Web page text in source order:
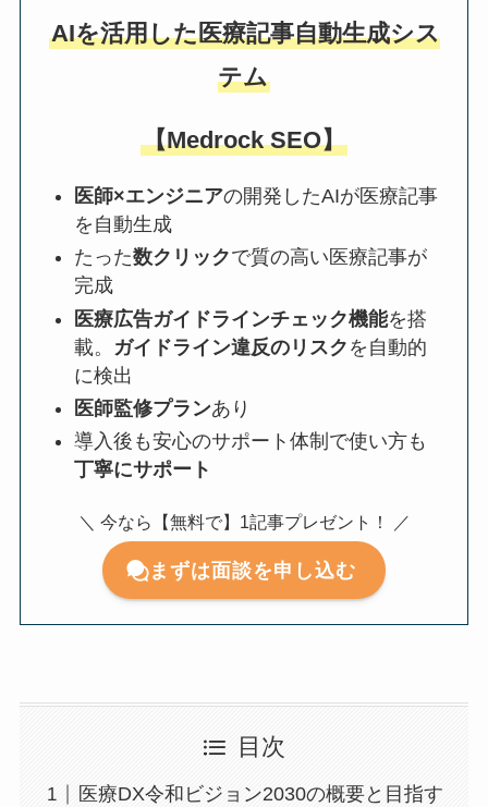
AIを活用した医療記事自動生成シス
テム
【Medrock SEO】
医師×エンジニアの開発したAIが医療記事
を自動生成
たった数クリックで質の高い医療記事が
完成
医療広告ガイドラインチェック機能を搭
載。 ガイドライン違反のリスク を自動的
に検出
医師監修プランあり
導入後も安心のサポート体制で使い方も
丁寧にサポート
＼ 今なら【無料で】1記事プレゼント！ ／
まずは面談を申し込む
目次
医療DX令和ビジョン2030の概要と目指す